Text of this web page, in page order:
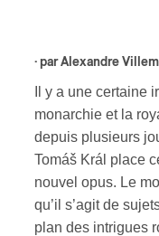
· parAlexandre
Il y a une certaine
monarchie et la
depuis plusieurs
Tomáš Král place
nouvel opus. Le
qu’il s’agit de
plan des intrigues